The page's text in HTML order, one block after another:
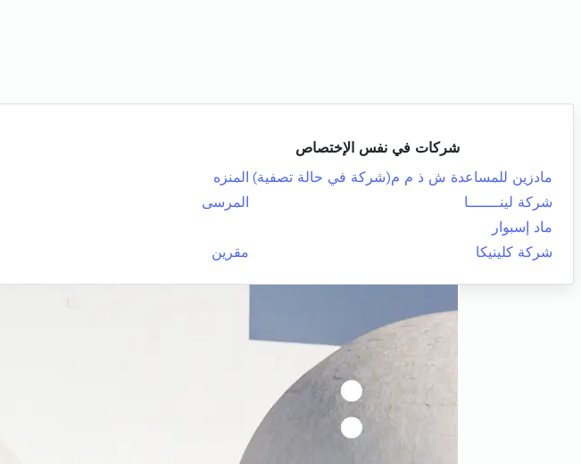
شركات في نفس الإختصاص
مادزين للمساعدة ش ذ م م(شركة في حالة تصفية) المنزه
شركة لينـــــــا
المرسى
ماد إسبوار
شركة كلينيكا
مقرين